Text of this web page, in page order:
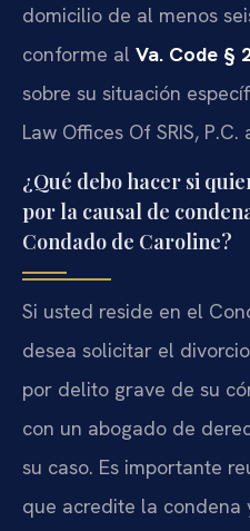
domicilio de al menos
conforme al Va. Code §
sobre su situación
Law Offices Of SRIS,
¿Qué debo hacer si
por la causal de
Condado de Caroline?
Si usted reside en el
desea solicitar el
por delito grave de su
con un abogado de
su caso. Es importante
que acredite la condena